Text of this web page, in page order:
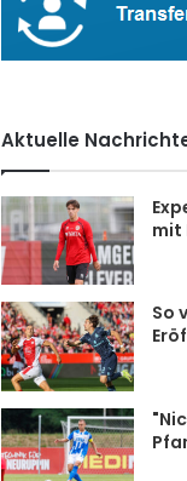
Aktuelle
mit
So